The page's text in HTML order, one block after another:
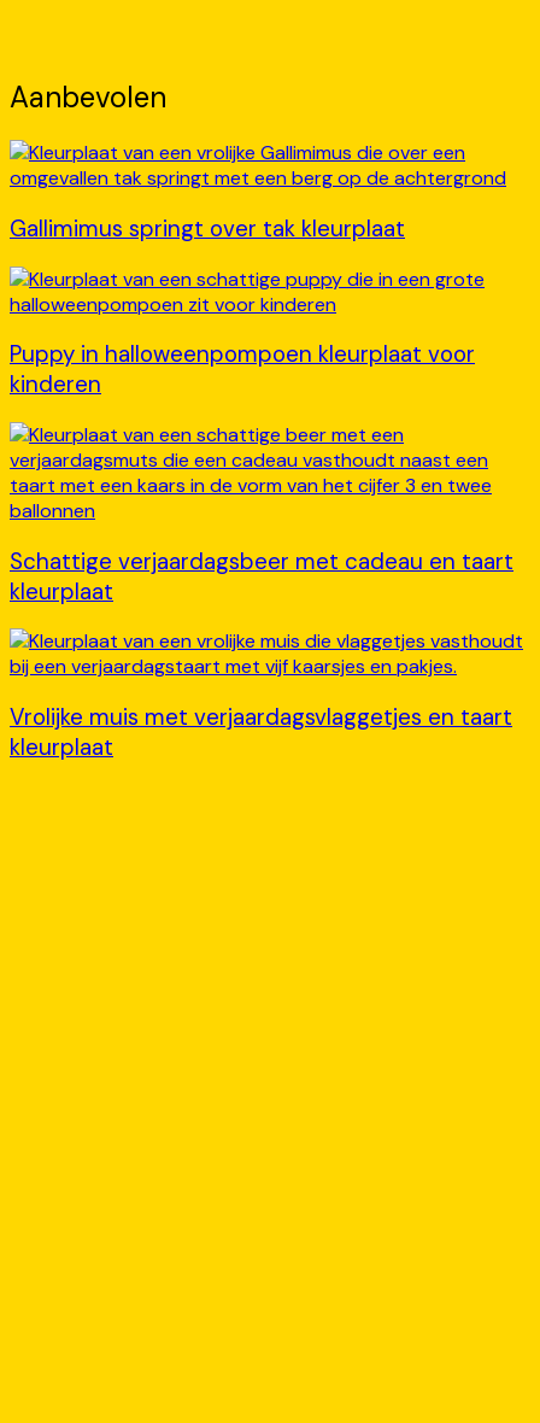
Aanbevolen
Gallimimus springt over tak kleurplaat
Puppy in halloweenpompoen kleurplaat voor
kinderen
Schattige verjaardagsbeer met cadeau en taart
kleurplaat
Vrolijke muis met verjaardagsvlaggetjes en taart
kleurplaat